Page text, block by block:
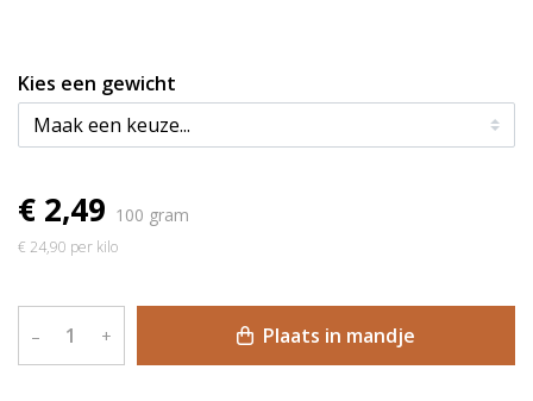
Kies een gewicht
€ 2,49 100 gram
€ 24,90 per kilo
– + Plaats in mandje